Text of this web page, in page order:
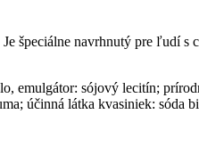
špeciálne navrhnutý pre ľudí s
emulgátor: sójový lecitín;
účinná látka kvasiniek: sóda